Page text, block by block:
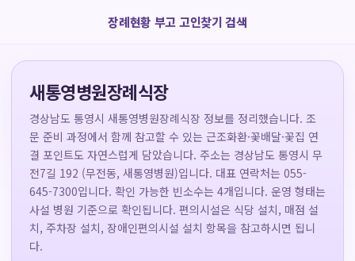
장례현황 부고 고인찾기 검색
새통영병원장례식장
경상남도 통영시 새통영병원장례식장 정보를 정리했습니다. 조
문 준비 과정에서 함께 참고할 수 있는 근조화환·꽃배달·꽃집 연
결 포인트도 자연스럽게 담았습니다. 주소는 경상남도 통영시 무
전7길 192 (무전동, 새통영병원)입니다. 대표 연락처는 055-
645-7300입니다. 확인 가능한 빈소수는 4개입니다. 운영 형태는
사설 병원 기준으로 확인됩니다. 편의시설은 식당 설치, 매점 설
치, 주차장 설치, 장애인편의시설 설치 항목을 참고하시면 됩니
다.